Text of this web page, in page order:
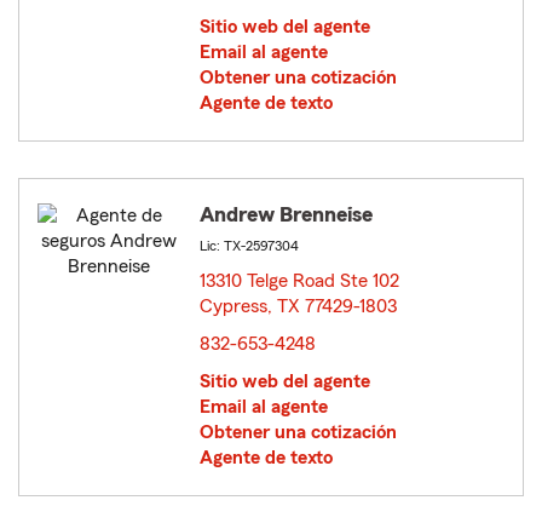
Sitio web del agente
Email al agente
Obtener una cotización
Agente de texto
Andrew Brenneise
Lic: TX-2597304
13310 Telge Road Ste 102
Cypress, TX 77429-1803
832-653-4248
Sitio web del agente
Email al agente
Obtener una cotización
Agente de texto